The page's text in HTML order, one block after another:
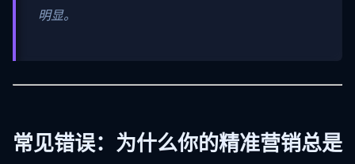
明显。
常见错误：为什么你的精准营销总是